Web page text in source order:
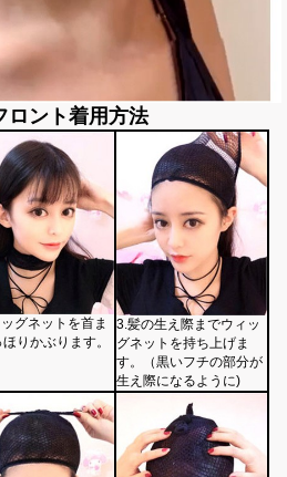
ロント着用方法
グネットを首ま
りかぶります。
3.髪の生え際までウィッ
グネットを持ち上げま
す。（黒いフチの部分が
生え際になるように)